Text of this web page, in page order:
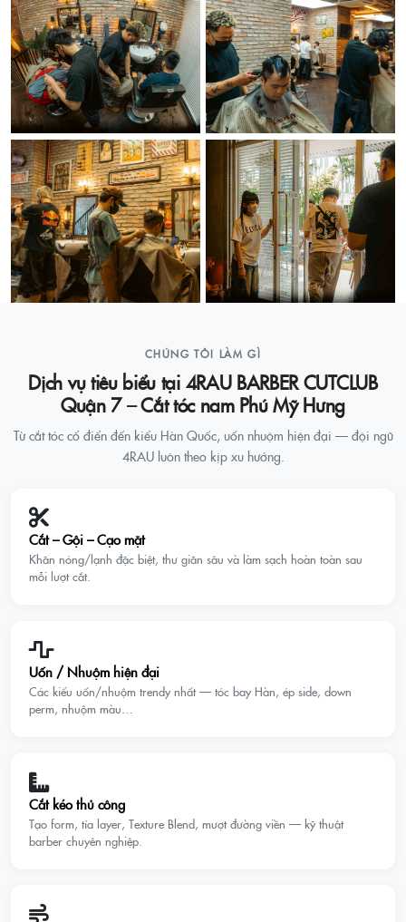
CHÚNG TÔI LÀM GÌ
Dịch vụ tiêu biểu tại 4RAU BARBER CUTCLUB
Quận 7 – Cắt tóc nam Phú Mỹ Hưng
Từ cắt tóc cổ điển đến kiểu Hàn Quốc, uốn nhuộm hiện đại — đội ngũ
4RAU luôn theo kịp xu hướng.
Cắt – Gội – Cạo mặt
Khăn nóng/lạnh đặc biệt, thư giãn sâu và làm sạch hoàn toàn sau
mỗi lượt cắt.
Uốn / Nhuộm hiện đại
Các kiểu uốn/nhuộm trendy nhất — tóc bay Hàn, ép side, down
perm, nhuộm màu…
Cắt kéo thủ công
Tạo form, tỉa layer, Texture Blend, mượt đường viền — kỹ thuật
barber chuyên nghiệp.